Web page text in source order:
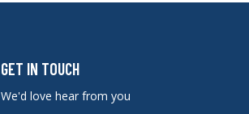
GET IN TOUCH
We'd love hear from you